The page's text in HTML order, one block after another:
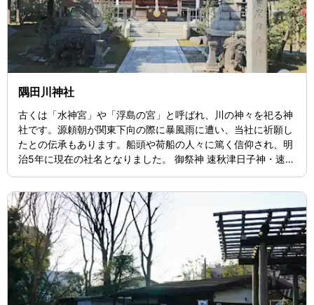
隅田川神社
古くは「水神宮」や「浮島の宮」と呼ばれ、川の神々を祀る神
社です。源頼朝が関東下向の際に暴風雨に遭い、当社に祈願し
たとの伝承もあります。船頭や荷船の人々に篤く信仰され、明
治5年に現在の社名となりました。 御祭神 速秋津日子神・速秋
堤通2-17-1 東武伊勢崎線「鐘ヶ淵駅」徒歩10分 TEL：03-361
1-3089